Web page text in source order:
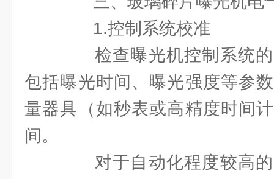
1.控制系统校准
检查曝光机控制系统的
包括曝光时间、曝光强度等参
量器具（如秒表或高精度时间
间。
对于自动化程度较高的